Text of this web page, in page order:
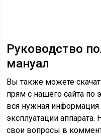
Руководство
мануал
Вы также можете
прям с нашего сайта по
вся нужная
эксплуатации
свои вопросы в